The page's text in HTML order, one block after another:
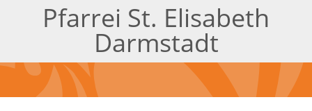
Pfarrei St. Elisabeth
Darmstadt